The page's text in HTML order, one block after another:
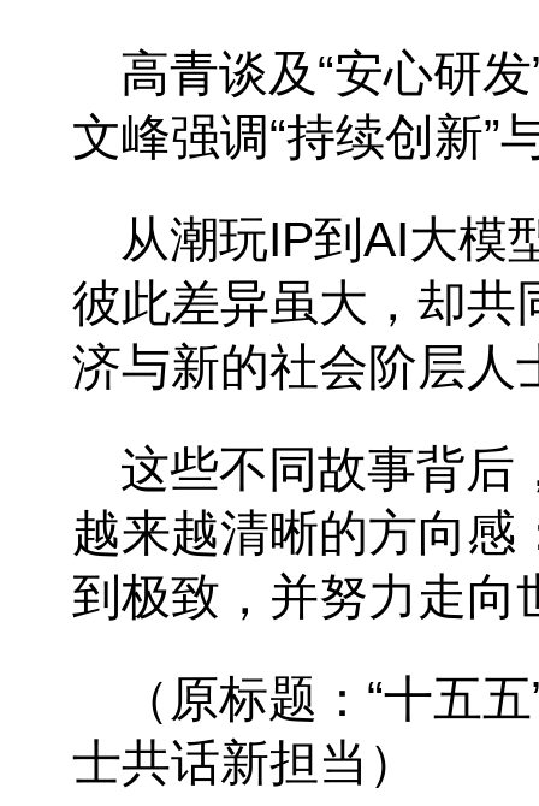
高青谈及“安心研
文峰强调“持续创新”
从潮玩IP到AI大模
彼此差异虽大，却共
济与新的社会阶层人
这些不同故事背后
越来越清晰的方向感
到极致，并努力走向
（原标题：“十五
士共话新担当）